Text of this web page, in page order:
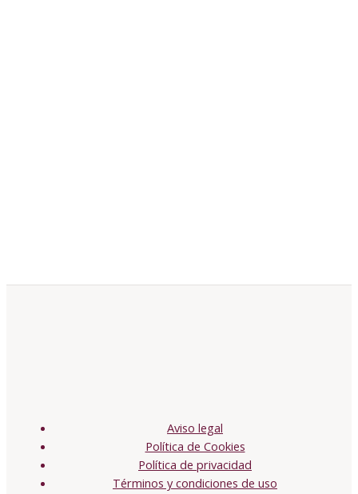
Aviso legal
Política de Cookies
Política de privacidad
Términos y condiciones de uso